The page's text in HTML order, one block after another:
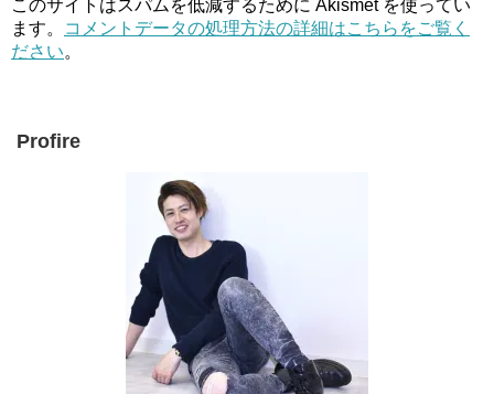
このサイトはスパムを低減するために Akismet を使ってい
ます。
コメントデータの処理方法の詳細はこちらをご覧く
ださい。
Profire